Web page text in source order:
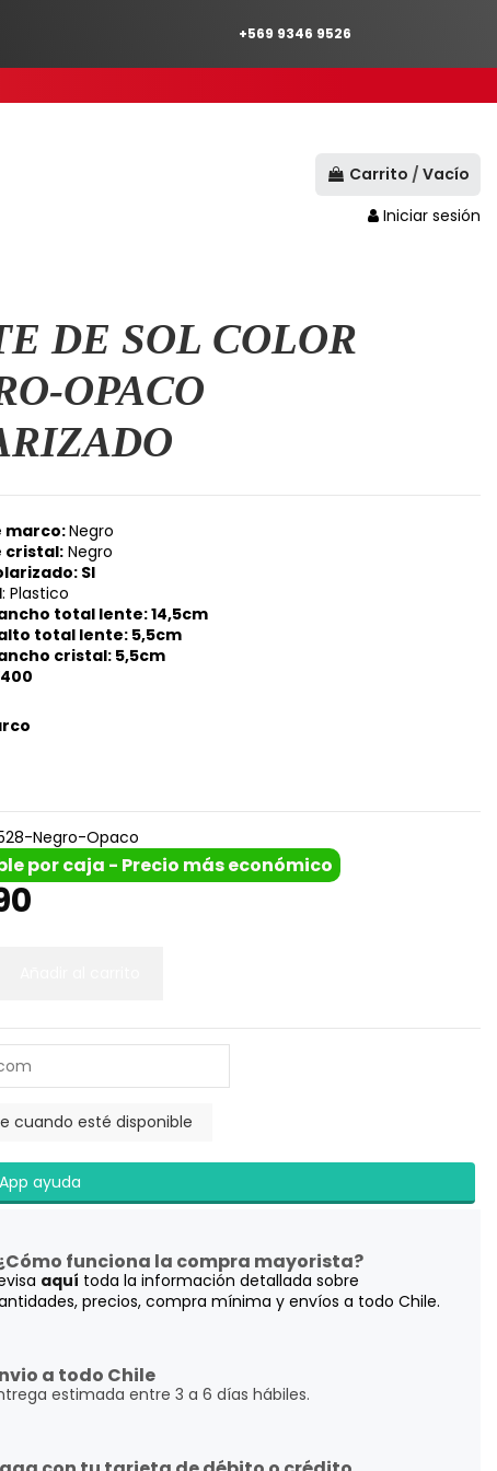
+569 9346 9526
Carrito / Vacío
Iniciar sesión
DE SOL COLOR
OPACO
marco:Negro
cristal:Negro
SI
: Plastico
total lente: 14,5cm
total lente: 5,5cm
cristal: 5,5cm
Negro-Opaco
por caja - Precio más económico
ayuda
¿Cómo funciona la compra mayorista?
aquí toda la información detallada sobre
precios, compra mínima y envíos a todo Chile.
a todo Chile
estimada entre 3 a 6 días hábiles.